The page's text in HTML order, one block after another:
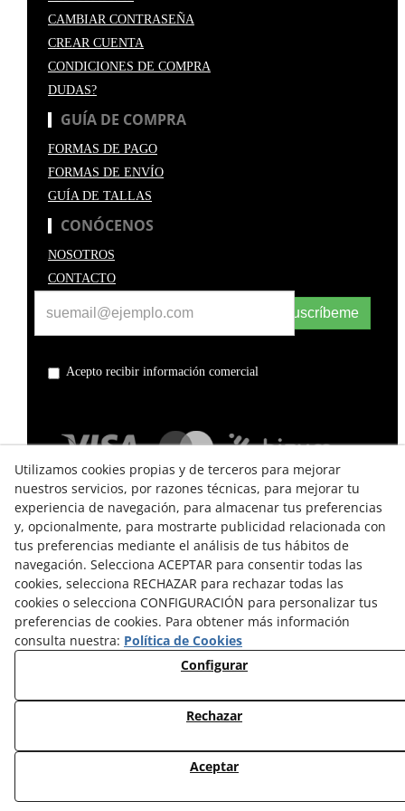
CAMBIAR CONTRASEÑA
CREAR CUENTA
CONDICIONES DE COMPRA
DUDAS?
GUÍA DE COMPRA
FORMAS DE PAGO
FORMAS DE ENVÍO
GUÍA DE TALLAS
CONÓCENOS
NOSOTROS
CONTACTO
Suscríbeme
Acepto recibir información comercial
TÉRMINOS Y CONDICIONES DE USO
POLÍTICA DE PRIVACIDAD
POLÍTICA DE COOKIES
Utilizamos cookies propias y de terceros para mejorar
nuestros servicios, por razones técnicas, para mejorar tu
experiencia de navegación, para almacenar tus preferencias
y, opcionalmente, para mostrarte publicidad relacionada con
tus preferencias mediante el análisis de tus hábitos de
navegación. Selecciona ACEPTAR para consentir todas las
cookies, selecciona RECHAZAR para rechazar todas las
cookies o selecciona CONFIGURACIÓN para personalizar tus
preferencias de cookies. Para obtener más información
consulta nuestra: Política de Cookies
Configurar
Rechazar
Aceptar